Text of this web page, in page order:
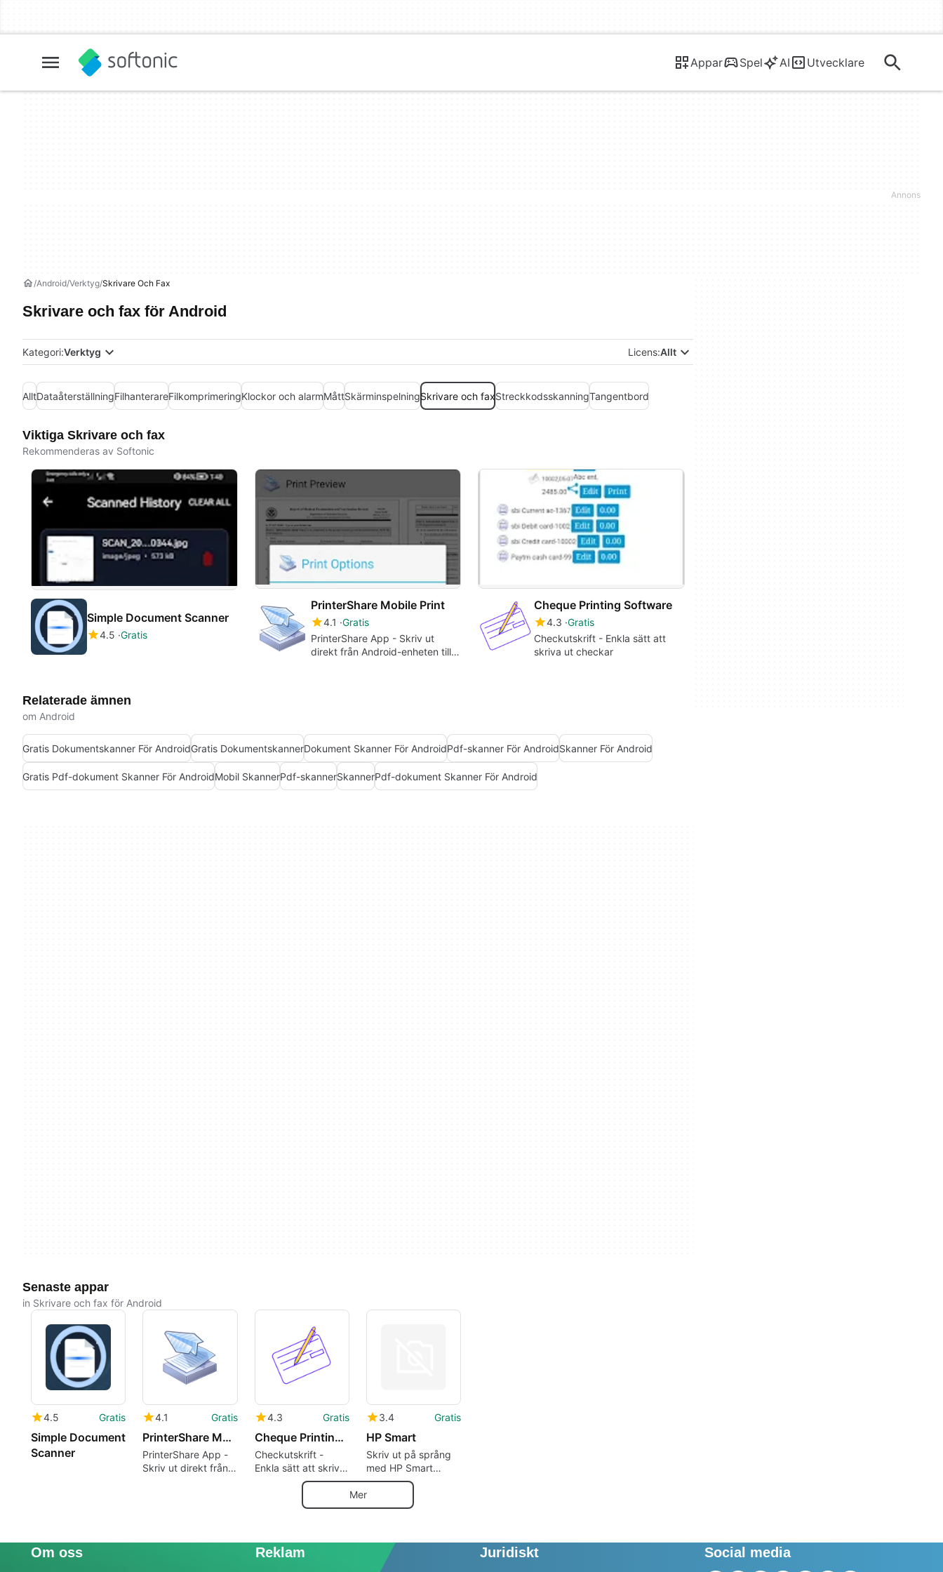
Appar Spel AI Utvecklare
Android Verktyg Skrivare Och Fax
Skrivare och fax för Android
Kategori:Verktyg Licens:Allt
AlltDataåterställningFilhanterareFilkomprimeringKlockor och alarmMåttSkärminspelningSkrivare och faxStreckkodsskanningTangentbord
Viktiga Skrivare och fax
Rekommenderas av Softonic
Simple Document Scanner
4.5 Gratis
PrinterShare Mobile Print
4.1 Gratis
PrinterShare App - Skriv ut
direkt från Android-enheten till
Cheque Printing Software
4.3 Gratis
Checkutskrift - Enkla sätt att
skriva ut checkar
Relaterade ämnen
om Android
Gratis Dokumentskanner För AndroidGratis DokumentskannerDokument Skanner För AndroidPdf-skanner För AndroidSkanner För Android
Gratis Pdf-dokument Skanner För AndroidMobil SkannerPdf-skannerSkannerPdf-dokument Skanner För Android
Senaste appar
in Skrivare och fax för Android
4.5 Gratis
Simple Document
Scanner
4.1 Gratis
PrinterShare Mobile Print
PrinterShare App -
Skriv ut direkt från
4.3 Gratis
Cheque Printing Software
Checkutskrift -
Enkla sätt att skriva
ut checkar
3.4 Gratis
HP Smart
Skriv ut på språng
med HP Smart
Printer Remote,
gratis!
Mer
Om oss Reklam Juridiskt Social media